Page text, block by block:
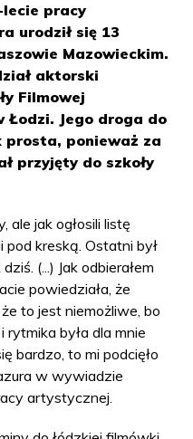
pracy
urodził się 13
Mazowieckim.
aktorski
Filmowej
Jego droga do
ponieważ za
przyjęty do szkoły
ale jak ogłosili listę
pod kreską. Ostatni był
(...) Jak odbierałem
powiedziała, że
to jest niemożliwe, bo
rytmika była dla mnie
bardzo, to mi podcięło
w wywiadzie
artystycznej.